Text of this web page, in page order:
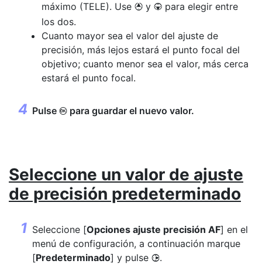
máximo (TELE). Use 1 y 3 para elegir entre
los dos.
Cuanto mayor sea el valor del ajuste de
precisión, más lejos estará el punto focal del
objetivo; cuanto menor sea el valor, más cerca
estará el punto focal.
Pulse J para guardar el nuevo valor.
Seleccione un valor de ajuste
de precisión predeterminado
Seleccione [Opciones ajuste precisión AF] en el
menú de configuración, a continuación marque
[Predeterminado] y pulse 2.